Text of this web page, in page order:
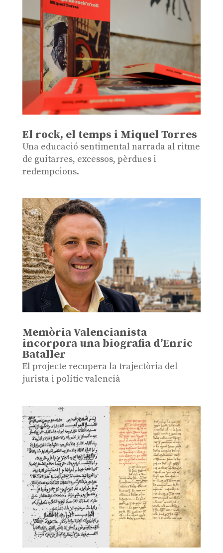
El rock, el temps i Miquel Torres
Una educació sentimental narrada al ritme
de guitarres, excessos, pèrdues i
redempcions.
Memòria Valencianista
incorpora una biografia d’Enric
Bataller
El projecte recupera la trajectòria del
jurista i polític valencià